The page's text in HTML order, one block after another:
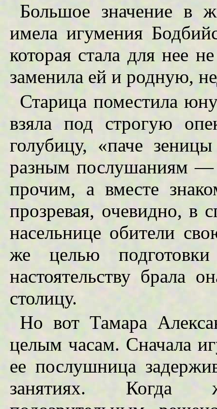
Большое значение в
имела игумения
которая стала для нее
заменила ей и родную,
Старица поместила
взяла под строгую
голубицу, «паче
разным послушаниям —
прочим, а вместе
прозревая, очевидно, в
насельнице обители
же целью
настоятельству брала
столицу.
Но вот Тамара
целым часам. Сначала
ее послушница
занятиях. Когда